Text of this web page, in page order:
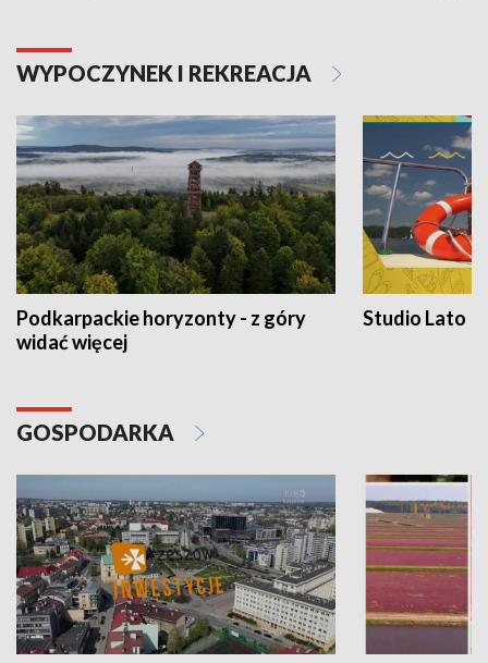
WYPOCZYNEK I REKREACJA
Podkarpackie horyzonty - z góry
widać więcej
Studio Lato
GOSPODARKA